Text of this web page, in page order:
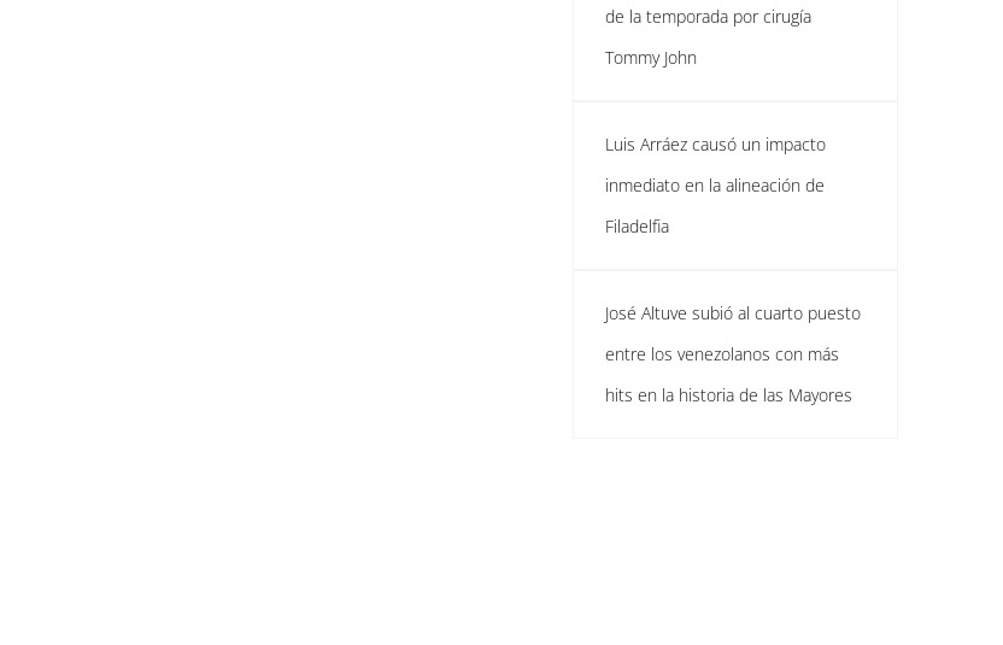
de la temporada por cirugía
Tommy John
Luis Arráez causó un impacto
inmediato en la alineación de
Filadelfia
José Altuve subió al cuarto puesto
entre los venezolanos con más
hits en la historia de las Mayores